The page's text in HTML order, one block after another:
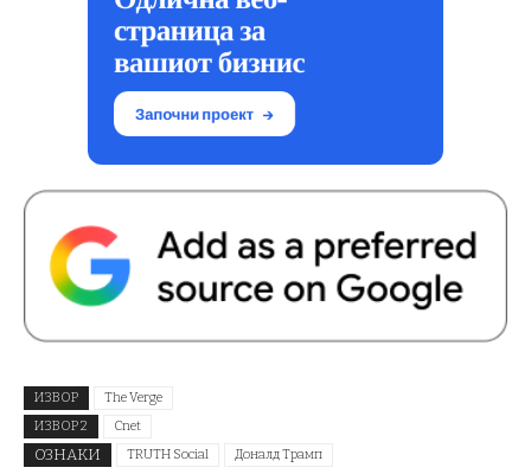
ИЗВОР
The Verge
ИЗВОР 2
Cnet
ОЗНАКИ TRUTH Social Доналд Трамп